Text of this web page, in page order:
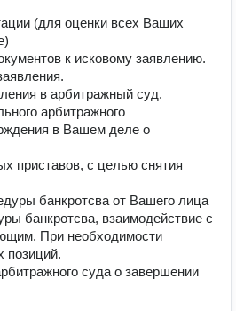
(для оценки всех Ваших
к исковому заявлению.
в арбитражный суд.
арбитражного
в Вашем деле о
приставов, с целью снятия
банкротсва от Вашего лица
банкротсва, взаимодействие с
При необходимости
позиций.
суда о завершении